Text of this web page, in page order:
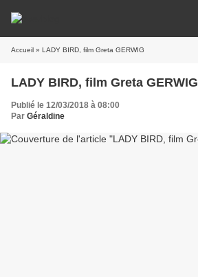
Accueil » LADY BIRD, film Greta GERWIG
LADY BIRD, film Greta GERWIG
Publié le 12/03/2018 à 08:00
Par Géraldine